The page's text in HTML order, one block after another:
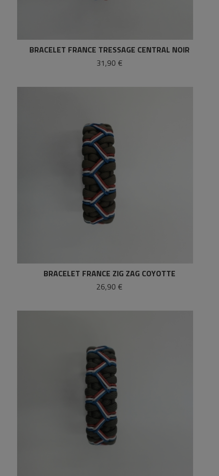
BRACELET FRANCE TRESSAGE CENTRAL NOIR
31,90 €
BRACELET FRANCE ZIG ZAG COYOTTE
26,90 €